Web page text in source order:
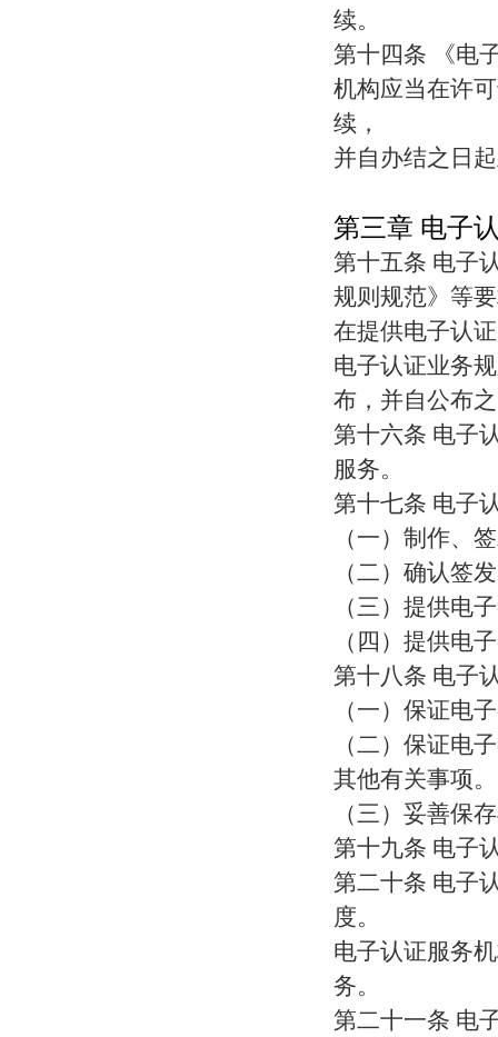
续。
第十四条 《电
机构应当在许
续，
并自办结之日
第三章 电子
第十五条 电子
规则规范》等
在提供电子认
电子认证业务
布，并自公布
第十六条 电子
服务。
第十七条 电子
（一）制作、
（二）确认签
（三）提供电
（四）提供电
第十八条 电子
（一）保证电
（二）保证电
其他有关事项。
（三）妥善保
第十九条 电子
第二十条 电子
度。
电子认证服务
务。
第二十一条 电